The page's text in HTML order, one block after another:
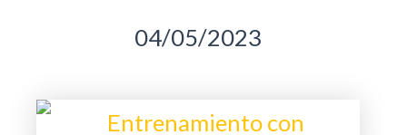
04/05/2023